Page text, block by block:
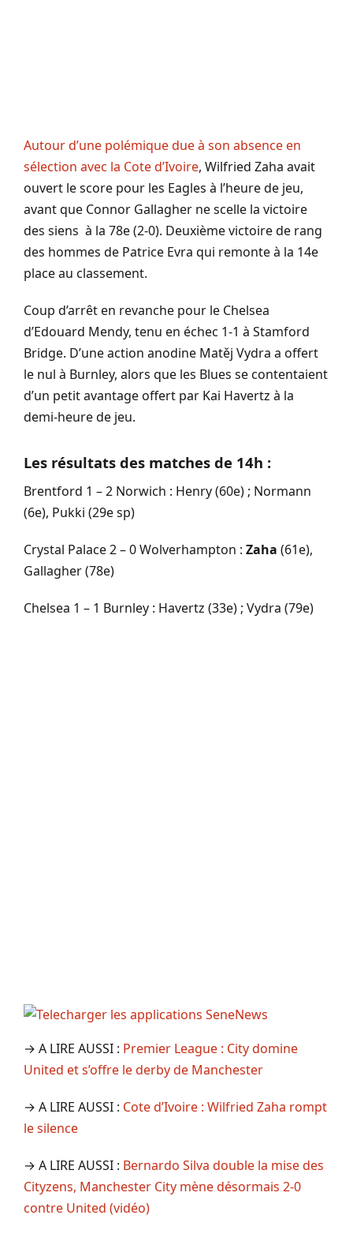
Autour d’une polémique due à son absence en
sélection avec la Cote d’Ivoire, Wilfried Zaha avait
ouvert le score pour les Eagles à l’heure de jeu,
avant que Connor Gallagher ne scelle la victoire
des siens à la 78e (2-0). Deuxième victoire de rang
des hommes de Patrice Evra qui remonte à la 14e
place au classement.
Coup d’arrêt en revanche pour le Chelsea
d’Edouard Mendy, tenu en échec 1-1 à Stamford
Bridge. D’une action anodine Matěj Vydra a offert
le nul à Burnley, alors que les Blues se contentaient
d’un petit avantage offert par Kai Havertz à la
demi-heure de jeu.
Les résultats des matches de 14h :
Brentford 1 – 2 Norwich : Henry (60e) ; Normann
(6e), Pukki (29e sp)
Crystal Palace 2 – 0 Wolverhampton : Zaha (61e),
Gallagher (78e)
Chelsea 1 – 1 Burnley : Havertz (33e) ; Vydra (79e)
→ A LIRE AUSSI : Premier League : City domine
United et s’offre le derby de Manchester
→ A LIRE AUSSI : Cote d’Ivoire : Wilfried Zaha rompt
le silence
→ A LIRE AUSSI : Bernardo Silva double la mise des
Cityzens, Manchester City mène désormais 2-0
contre United (vidéo)